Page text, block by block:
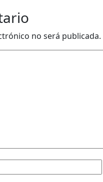
no será publicada.